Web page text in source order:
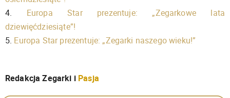
4. Europa Star prezentuje: „Zegarkowe lata
dziewięćdziesiąte”!
5. Europa Star prezentuje: „Zegarki naszego wieku!”
Redakcja Zegarki i Pasja